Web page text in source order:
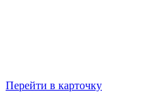
Перейти в карточку